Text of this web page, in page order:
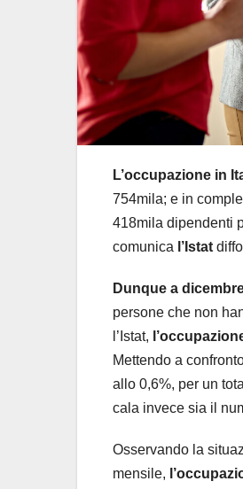
L’occupazione in
754mila; e in
418mila dipendenti
comunica l’Istat
Dunque a
persone che non
l’Istat,
Mettendo a
allo 0,6%, per un
cala invece sia il
Osservando la
mensile,